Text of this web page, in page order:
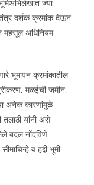
ज्या
दर्शक क्रमांक देऊन
महसूल अधिनियम
भूमापन क्रमांकातील
मळईची जमीन,
अनेक कारणांमुळे
तलाठी यांनी असे
बदल नोंदविणे
व हद्दी भूमी